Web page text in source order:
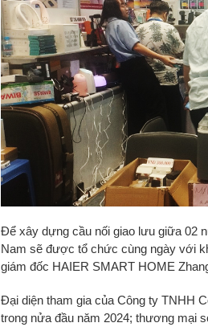
Để xây dựng cầu nối giao lưu giữa 02
Nam sẽ được tổ chức cùng ngày với
giám đốc HAIER SMART HOME
Đại diện tham gia của Công ty TNHH
trong nửa đầu năm 2024; thương mại